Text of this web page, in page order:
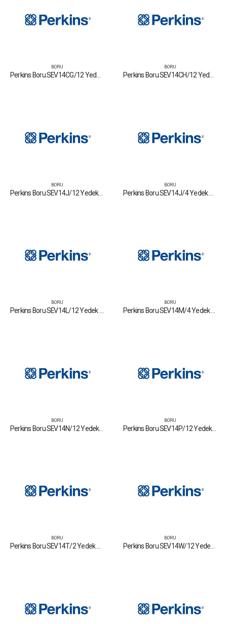
BORU BORU
BORU
Perkins Boru SEV14J/12 Yedek Parça Fiyat Tamir Bakım Satan Firmalar
BORU
BORU BORU
BORU
Perkins Boru SEV14N/12 Yedek Parça Fiyat Tamir Bakım Satan Firmalar
BORU
Perkins Boru SEV14P/12 Yedek Parça Fiyat Tamir Bakım Satan Firmalar
BORU
Perkins Boru SEV14T/2 Yedek Parça Fiyat Tamir Bakım Satan Firmalar
BORU
Perkins Boru SEV14W/12 Yedek Parça Fiyat Tamir Bakım Satan Firmalar